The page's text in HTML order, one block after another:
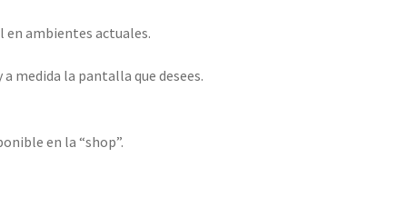
en ambientes actuales.
medida la pantalla que desees.
en la “shop”.